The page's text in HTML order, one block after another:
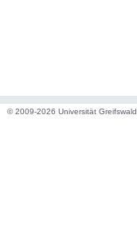
© 2009-2026 Universität Greifswald